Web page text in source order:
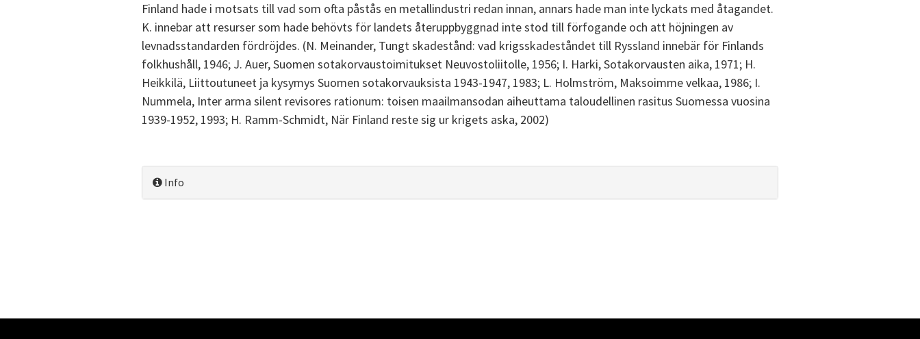
Finland hade i motsats till vad som ofta påstås en metallindustri redan innan, annars hade man inte lyckats med åtagandet.
K. innebar att resurser som hade behövts för landets återuppbyggnad inte stod till förfogande och att höjningen av
levnadsstandarden fördröjdes. (N. Meinander, Tungt skadestånd: vad krigsskadeståndet till Ryssland innebär för Finlands
folkhushåll, 1946; J. Auer, Suomen sotakorvaustoimitukset Neuvostoliitolle, 1956; I. Harki, Sotakorvausten aika, 1971; H.
Heikkilä, Liittoutuneet ja kysymys Suomen sotakorvauksista 1943-1947, 1983; L. Holmström, Maksoimme velkaa, 1986; I.
Nummela, Inter arma silent revisores rationum: toisen maailmansodan aiheuttama taloudellinen rasitus Suomessa vuosina
1939-1952, 1993; H. Ramm-Schmidt, När Finland reste sig ur krigets aska, 2002)
Info